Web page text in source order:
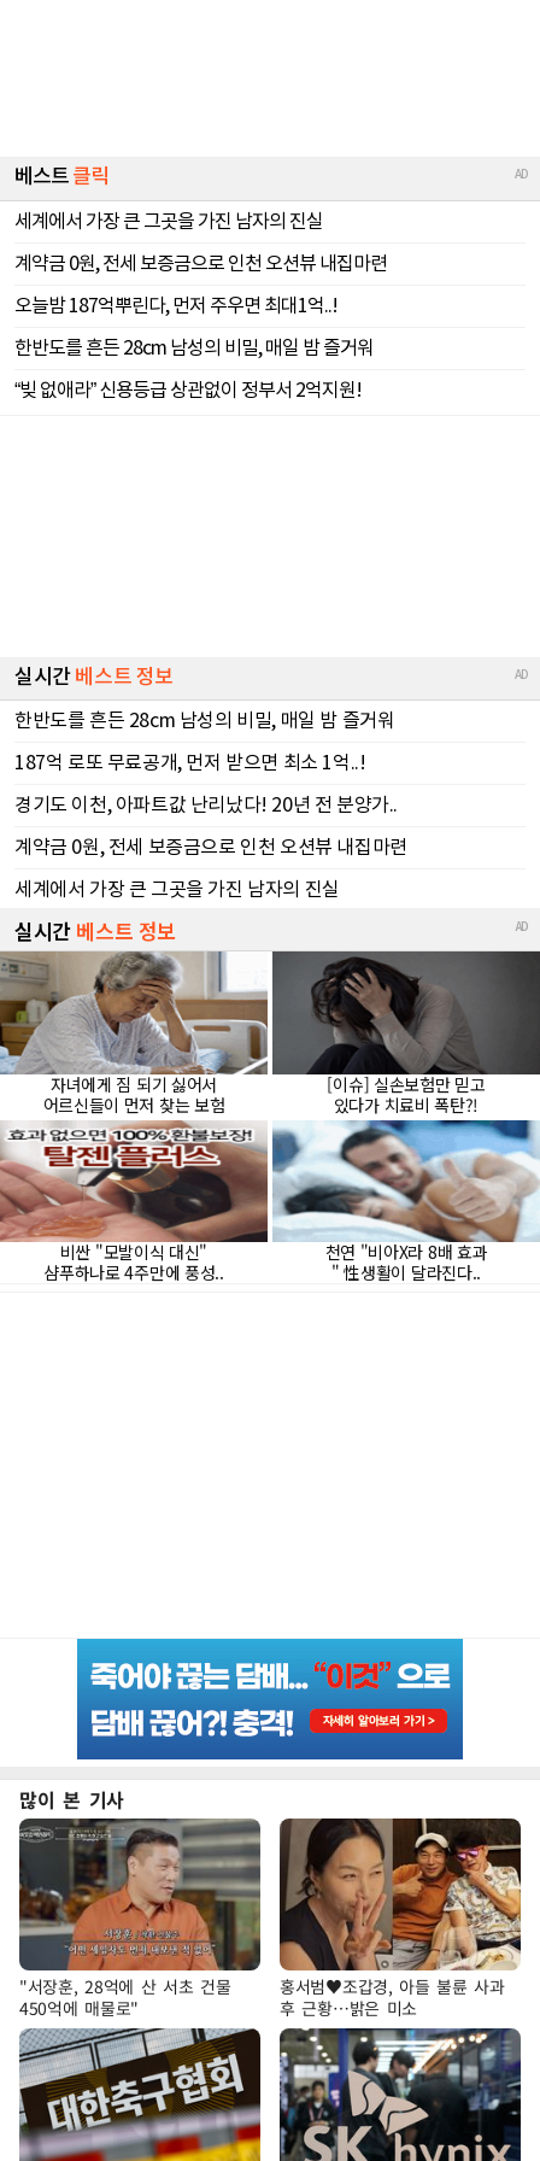
많이 본 기사
"서장훈, 28억에 산 서초 건물
450억에 매물로"
홍서범♥조갑경, 아들 불륜 사과
후 근황…밝은 미소